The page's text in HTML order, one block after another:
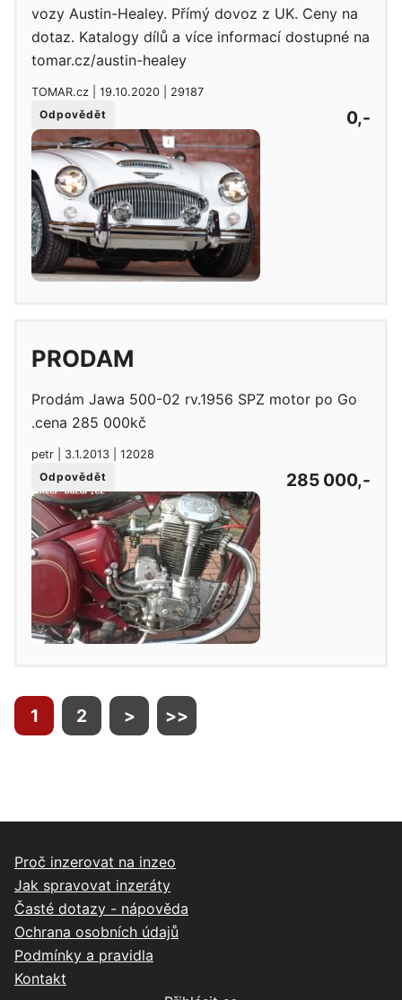
vozy Austin-Healey. Přímý dovoz z UK. Ceny na
dotaz. Katalogy dílů a více informací dostupné na
tomar.cz/austin-healey
TOMAR.cz | 19.10.2020 | 29187
Odpovědět
0,-
PRODAM
Prodám Jawa 500-02 rv.1956 SPZ motor po Go
.cena 285 000kč
petr | 3.1.2013 | 12028
Odpovědět
285 000,-
1 2 > >>
Proč inzerovat na inzeo
Jak spravovat inzeráty
Časté dotazy - nápověda
Ochrana osobních údajů
Podmínky a pravidla
Kontakt